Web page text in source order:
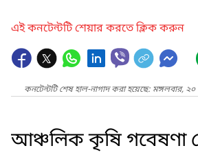
এই কনটেন্টটি শেয়ার করতে ক্লিক করুন
কনটেন্টটি শেষ হাল-নাগাদ করা হয়েছে: মঙ্গলবার,
আঞ্চলিক কৃষি গবেষণা